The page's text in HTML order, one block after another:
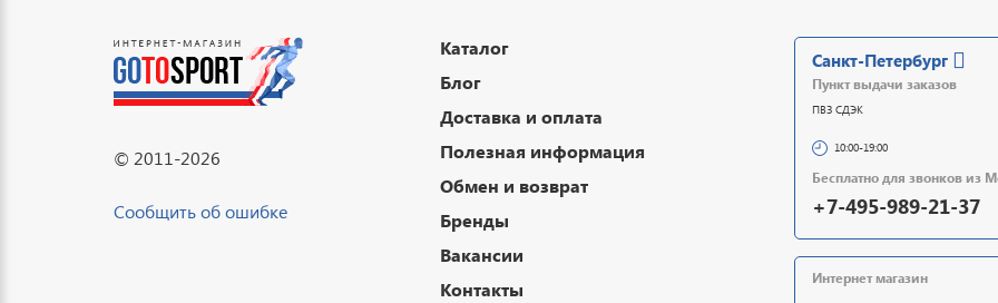
© 2011-2026
Сообщить об ошибке
Каталог
Блог
Доставка и оплата
Полезная информация
Обмен и возврат
Бренды
Вакансии
Контакты
Санкт-Петербург
Пункт выдачи заказов
ПВЗ СДЭК
10:00-19:00
Бесплатно для звонков из
+7-495-989-21-37
Интернет магазин